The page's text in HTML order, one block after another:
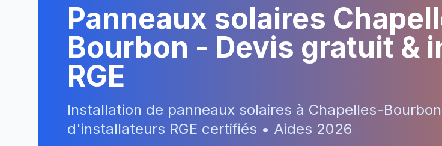
Panneaux solaires
Bourbon - Devis gratuit &
RGE
Installation de panneaux solaires à Chapelles-Bourbon
d'installateurs RGE certifiés • Aides 2026